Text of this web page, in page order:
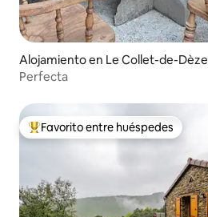
Alojamiento en Le Collet-de-Dèze
Perfecta
Favorito entre huéspedes preferido
Favorito entre huéspedes